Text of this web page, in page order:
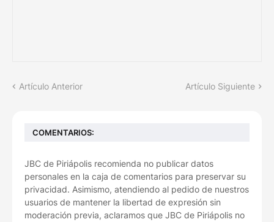
Artículo Anterior Artículo Siguiente
COMENTARIOS:
JBC de Piriápolis recomienda no publicar datos
personales en la caja de comentarios para preservar su
privacidad. Asimismo, atendiendo al pedido de nuestros
usuarios de mantener la libertad de expresión sin
moderación previa, aclaramos que JBC de Piriápolis no